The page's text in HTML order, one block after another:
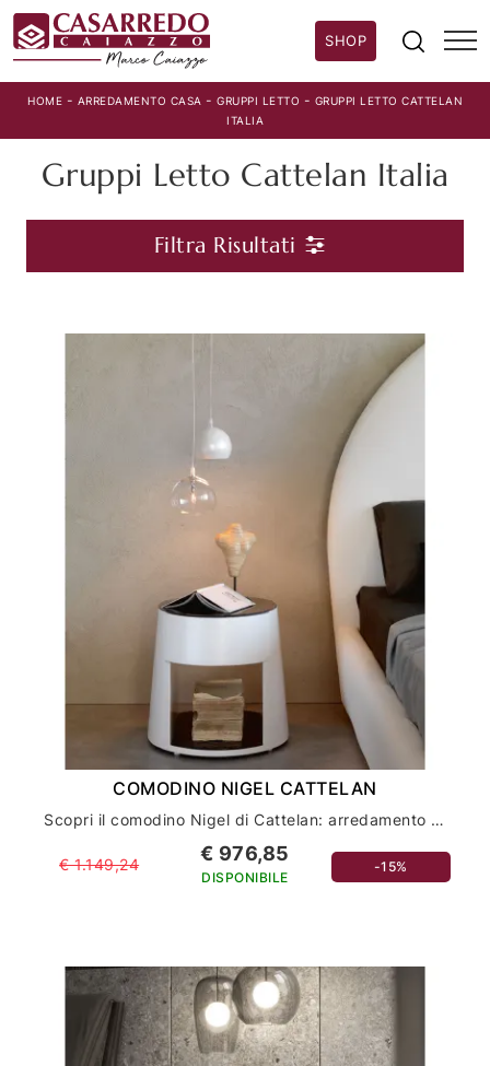
SHOP
HOME - ARREDAMENTO CASA - GRUPPI LETTO - GRUPPI LETTO CATTELAN
ITALIA
Gruppi Letto Cattelan Italia
Filtra Risultati
COMODINO NIGEL CATTELAN
Scopri il comodino Nigel di Cattelan: arredamento casa di lusso per la tua camera da letto
€ 1.149,24 € 976,85
DISPONIBILE
-15%